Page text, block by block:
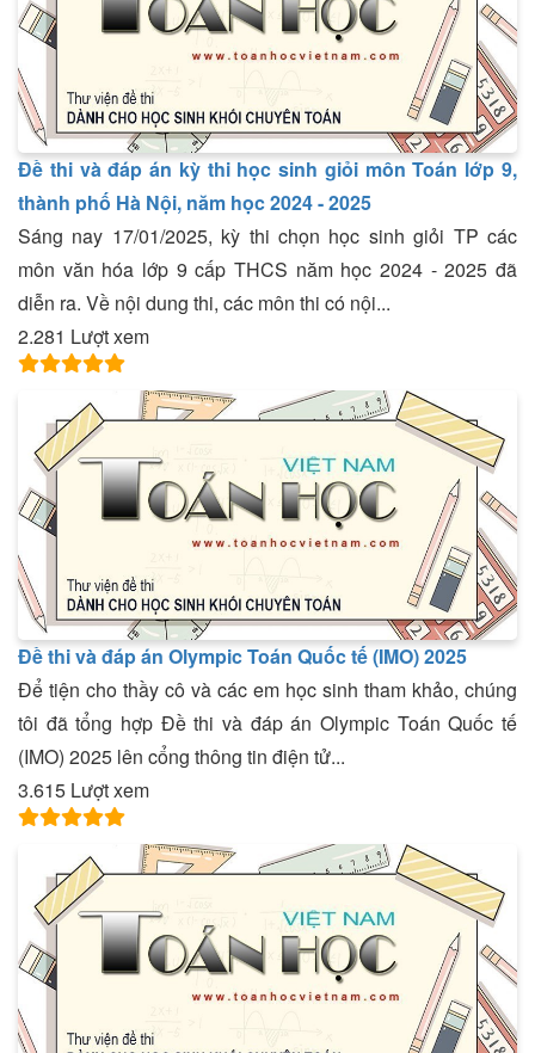
Đề thi và đáp án kỳ thi học sinh giỏi môn Toán lớp 9,
thành phố Hà Nội, năm học 2024 - 2025
Sáng nay 17/01/2025, kỳ thi chọn học sinh giỏi TP các
môn văn hóa lớp 9 cấp THCS năm học 2024 - 2025 đã
diễn ra. Về nội dung thi, các môn thi có nội...
2.281 Lượt xem
Đề thi và đáp án Olympic Toán Quốc tế (IMO) 2025
Để tiện cho thầy cô và các em học sinh tham khảo, chúng
tôi đã tổng hợp Đề thi và đáp án Olympic Toán Quốc tế
(IMO) 2025 lên cổng thông tin điện tử...
3.615 Lượt xem